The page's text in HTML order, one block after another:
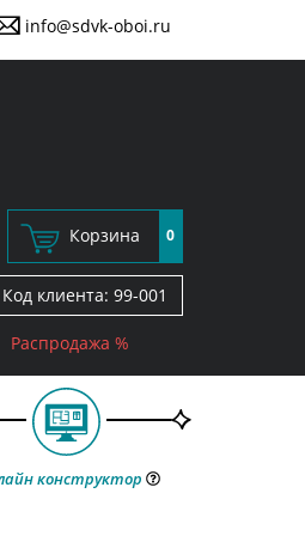
info@sdvk-oboi.ru
Корзина 0
Код клиента: 99-001
Распродажа %
конструктор